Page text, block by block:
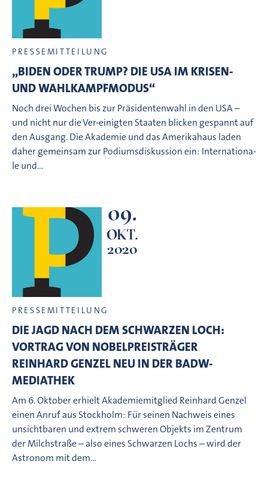
PRESSEMITTEILUNG
„BIDEN ODER TRUMP? DIE USA IM KRISEN-
UND WAHLKAMPFMODUS“
Noch drei Wochen bis zur Präsidentenwahl in den USA –
und nicht nur die Ver-einigten Staaten blicken gespannt auf
den Ausgang. Die Akademie und das Amerikahaus laden
daher gemeinsam zur Podiumsdiskussion ein: Internationa-
le und…
09.
OKT.
2020
PRESSEMITTEILUNG
DIE JAGD NACH DEM SCHWARZEN LOCH:
VORTRAG VON NOBELPREISTRÄGER
REINHARD GENZEL NEU IN DER BADW-
MEDIATHEK
Am 6. Oktober erhielt Akademiemitglied Reinhard Genzel
einen Anruf aus Stockholm: Für seinen Nachweis eines
unsichtbaren und extrem schweren Objekts im Zentrum
der Milchstraße – also eines Schwarzen Lochs – wird der
Astronom mit dem…